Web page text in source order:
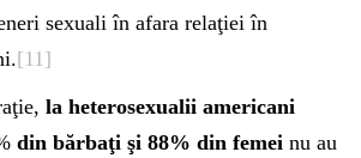
sexuali în afara relaţiei în
[11]
la heterosexualii americani
din bărbaţi şi 88% din femei nu au